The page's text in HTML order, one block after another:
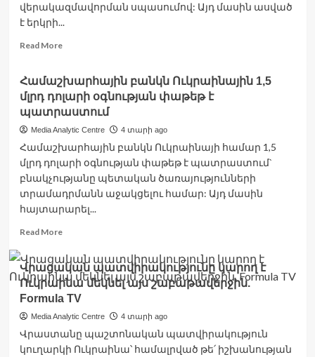
վերակազմավորման սպասումով: Այդ մասին ասված
է երկրի...
Read MoreRead
Շրի
Լանկան
արժույթի
ֆոնին
արտաքին
պարտքի
դեֆոլտ
է
հայտարարել
12.04.2022
.
Համաշխարհային բանկն Ուկրաինային 1,5
մլրդ դոլարի օգնության փաթեթ է
պատրաստում
Media Analytic Centre 4 տարի ago
Համաշխարհային բանկն Ուկրաինայի համար 1,5
մլրդ դոլարի օգնության փաթեթ է պատրաստում`
բնակչությանը պետական ծառայությունների
տրամադրմանն աջակցելու համար: Այդ մասին
հայտարարել...
Read MoreRead
about
Համաշխարհային
բանկն
Ուկրաինային
մլրդ
դոլարի
օգնության
Վրացական պատվիրակությունը կարող է
Ուկրաինա մեկնել այս շաբաթավերջին.
Formula TV
Media Analytic Centre 4 տարի ago
Վրաստանը պաշտոնական պատվիրակություն
կուղարկի Ուկրաինա՝ համալրված թե՛ իշխանության